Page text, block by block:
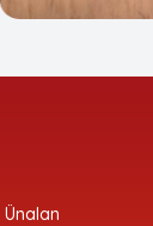
Ünalan